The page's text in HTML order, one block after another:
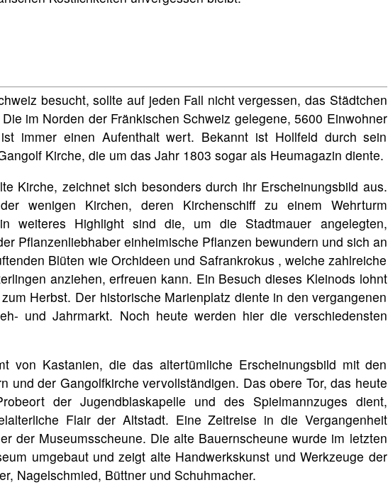
besucht, sollte auf jeden Fall nicht vergessen, das Städtchen
im Norden der Fränkischen Schweiz gelegene, 5600 Einwohner
immer einen Aufenthalt wert. Bekannt ist Hollfeld durch sein
Kirche, die um das Jahr 1803 sogar als Heumagazin diente.
Kirche, zeichnet sich besonders durch ihr Erscheinungsbild aus.
wenigen Kirchen, deren Kirchenschiff zu einem Wehrturm
weiteres Highlight sind die, um die Stadtmauer angelegten,
Pflanzenliebhaber einheimische Pflanzen bewundern und sich an
Blüten wie Orchideen und Safrankrokus , welche zahlreiche
anziehen, erfreuen kann. Ein Besuch dieses Kleinods lohnt
Herbst. Der historische Marienplatz diente in den vergangenen
und Jahrmarkt. Noch heute werden hier die verschiedensten
von Kastanien, die das altertümliche Erscheinungsbild mit den
und der Gangolfkirche vervollständigen. Das obere Tor, das heute
der Jugendblaskapelle und des Spielmannzuges dient,
Flair der Altstadt. Eine Zeitreise in die Vergangenheit
der Museumsscheune. Die alte Bauernscheune wurde im letzten
umgebaut und zeigt alte Handwerkskunst und Werkzeuge der
Nagelschmied, Büttner und Schuhmacher.